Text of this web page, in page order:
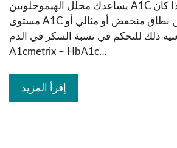
يساعدك محلل الهيموجلوبين A1C على فهم ما إذا كان
مستوى A1C الخاص بك يقع ضمن نطاق منخفض أو مثالي أو
ذلك للتحكم في نسبة السكر في الدم.
A1cmetrix – HbA1c…
إقرأ المزيد